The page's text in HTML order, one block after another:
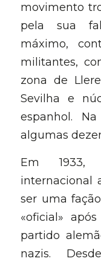
movimento
pela sua
máximo,
militantes,
zona de
Sevilha e
espanhol.
algumas
Em 1933,
internacional
ser uma
«oficial»
partido
nazis.